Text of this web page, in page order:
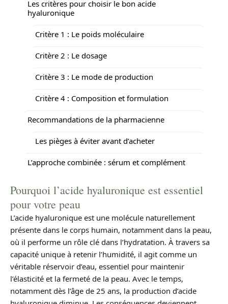
Les critères pour choisir le bon acide
hyaluronique
Critère 1 : Le poids moléculaire
Critère 2 : Le dosage
Critère 3 : Le mode de production
Critère 4 : Composition et formulation
Recommandations de la pharmacienne
Les pièges à éviter avant d’acheter
L’approche combinée : sérum et complément
Pourquoi l’acide hyaluronique est essentiel
pour votre peau
L’acide hyaluronique est une molécule naturellement
présente dans le corps humain, notamment dans la peau,
où il performe un rôle clé dans l’hydratation. À travers sa
capacité unique à retenir l’humidité, il agit comme un
véritable réservoir d’eau, essentiel pour maintenir
l’élasticité et la fermeté de la peau. Avec le temps,
notamment dès l’âge de 25 ans, la production d’acide